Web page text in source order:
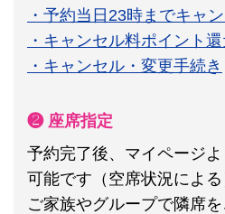
・予約当日23時までキャ
・キャンセル料ポイント
・キャンセル・変更手続き
❷ 座席指定
予約完了後、マイページ
可能です（空席状況による
ご家族やグループで隣席